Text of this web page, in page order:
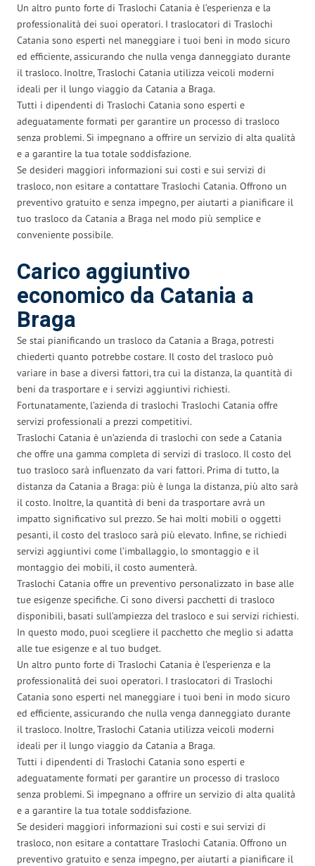
Un altro punto forte di Traslochi Catania è l’esperienza e la
professionalità dei suoi operatori. I traslocatori di Traslochi
Catania sono esperti nel maneggiare i tuoi beni in modo sicuro
ed efficiente, assicurando che nulla venga danneggiato durante
il trasloco. Inoltre, Traslochi Catania utilizza veicoli moderni
ideali per il lungo viaggio da Catania a Braga.
Tutti i dipendenti di Traslochi Catania sono esperti e
adeguatamente formati per garantire un processo di trasloco
senza problemi. Si impegnano a offrire un servizio di alta qualità
e a garantire la tua totale soddisfazione.
Se desideri maggiori informazioni sui costi e sui servizi di
trasloco, non esitare a contattare Traslochi Catania. Offrono un
preventivo gratuito e senza impegno, per aiutarti a pianificare il
tuo trasloco da Catania a Braga nel modo più semplice e
conveniente possibile.
Carico aggiuntivo
economico da Catania a
Braga
Se stai pianificando un trasloco da Catania a Braga, potresti
chiederti quanto potrebbe costare. Il costo del trasloco può
variare in base a diversi fattori, tra cui la distanza, la quantità di
beni da trasportare e i servizi aggiuntivi richiesti.
Fortunatamente, l’azienda di traslochi Traslochi Catania offre
servizi professionali a prezzi competitivi.
Traslochi Catania è un’azienda di traslochi con sede a Catania
che offre una gamma completa di servizi di trasloco. Il costo del
tuo trasloco sarà influenzato da vari fattori. Prima di tutto, la
distanza da Catania a Braga: più è lunga la distanza, più alto sarà
il costo. Inoltre, la quantità di beni da trasportare avrà un
impatto significativo sul prezzo. Se hai molti mobili o oggetti
pesanti, il costo del trasloco sarà più elevato. Infine, se richiedi
servizi aggiuntivi come l’imballaggio, lo smontaggio e il
montaggio dei mobili, il costo aumenterà.
Traslochi Catania offre un preventivo personalizzato in base alle
tue esigenze specifiche. Ci sono diversi pacchetti di trasloco
disponibili, basati sull’ampiezza del trasloco e sui servizi richiesti.
In questo modo, puoi scegliere il pacchetto che meglio si adatta
alle tue esigenze e al tuo budget.
Un altro punto forte di Traslochi Catania è l’esperienza e la
professionalità dei suoi operatori. I traslocatori di Traslochi
Catania sono esperti nel maneggiare i tuoi beni in modo sicuro
ed efficiente, assicurando che nulla venga danneggiato durante
il trasloco. Inoltre, Traslochi Catania utilizza veicoli moderni
ideali per il lungo viaggio da Catania a Braga.
Tutti i dipendenti di Traslochi Catania sono esperti e
adeguatamente formati per garantire un processo di trasloco
senza problemi. Si impegnano a offrire un servizio di alta qualità
e a garantire la tua totale soddisfazione.
Se desideri maggiori informazioni sui costi e sui servizi di
trasloco, non esitare a contattare Traslochi Catania. Offrono un
preventivo gratuito e senza impegno, per aiutarti a pianificare il